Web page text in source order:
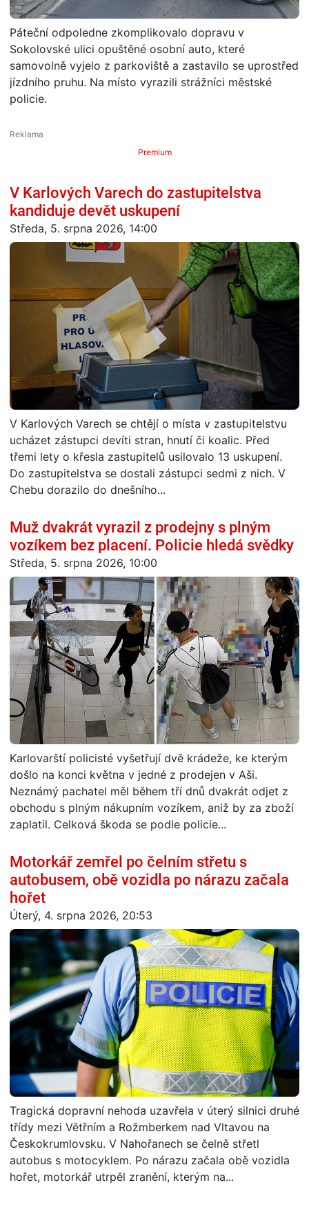
Páteční odpoledne zkomplikovalo dopravu v
Sokolovské ulici opuštěné osobní auto, které
samovolně vyjelo z parkoviště a zastavilo se uprostřed
jízdního pruhu. Na místo vyrazili strážníci městské
policie.
Premium
V Karlových Varech do zastupitelstva
kandiduje devět uskupení
Středa, 5. srpna 2026, 14:00
V Karlových Varech se chtějí o místa v zastupitelstvu
ucházet zástupci devíti stran, hnutí či koalic. Před
třemi lety o křesla zastupitelů usilovalo 13 uskupení.
Do zastupitelstva se dostali zástupci sedmi z nich. V
Chebu dorazilo do dnešního...
Muž dvakrát vyrazil z prodejny s plným
vozíkem bez placení. Policie hledá svědky
Středa, 5. srpna 2026, 10:00
Karlovarští policisté vyšetřují dvě krádeže, ke kterým
došlo na konci května v jedné z prodejen v Aši.
Neznámý pachatel měl během tří dnů dvakrát odjet z
obchodu s plným nákupním vozíkem, aniž by za zboží
zaplatil. Celková škoda se podle policie...
Motorkář zemřel po čelním střetu s
autobusem, obě vozidla po nárazu začala
hořet
Úterý, 4. srpna 2026, 20:53
Tragická dopravní nehoda uzavřela v úterý silnici druhé
třídy mezi Větřním a Rožmberkem nad Vltavou na
Českokrumlovsku. V Nahořanech se čelně střetl
autobus s motocyklem. Po nárazu začala obě vozidla
hořet, motorkář utrpěl zranění, kterým na...